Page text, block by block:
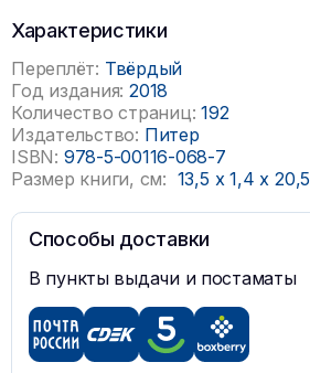
Характеристики
Переплёт: Твёрдый
Год издания: 2018
Количество страниц: 192
Издательство: Питер
ISBN: 978-5-00116-068-7
Размер книги, см: 13,5 x 1,4x 20,5
Способы доставки
В пункты выдачи и постаматы